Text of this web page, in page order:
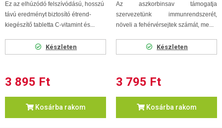
Ez az elhúzódó felszívódású, hosszú
távú eredményt biztosító étrend-
kiegészítő tabletta C-vitamint és...
Készleten
3 895 Ft
Kosárba rakom
Az aszkorbinsav támogatja
szervezetünk immunrendszerét,
növeli a fehérvérsejtek számát, me...
Készleten
3 795 Ft
Kosárba rakom